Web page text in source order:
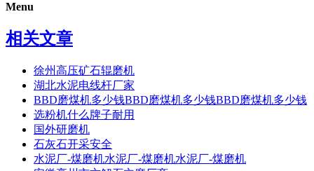
Menu
相关文章
徐州高压矿石辊磨机
湖北水泥电线杆厂家
BBD磨煤机多少钱BBD磨煤机多少钱BBD磨煤机多少钱
选粉机什么牌子耐用
国外研磨机
石灰石开采安全
水泥厂-煤磨机水泥厂-煤磨机水泥厂-煤磨机